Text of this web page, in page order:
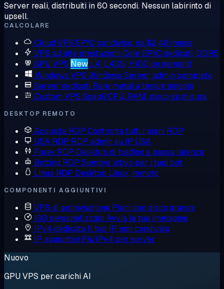
Server reali, distribuiti in 60 secondi. Nessun labirinto di
upsell.
CALCOLARE
Cloud VPS EPYC condiviso, da $2,48/mese
VPS ad alte prestazioni Core EPYC dedicati, DDR5
GPU VPS New L4, L40S, H100 on demand
Windows VPS Windows Server, admin completo
Server dedicati Bare metal a tenant singolo
Custom VPS Scegli CPU, RAM, disco su misura
DESKTOP REMOTO
Acquista RDP Confronta tutti i piani RDP
USA RDP RDP admin su IP USA
Forex RDP Desktop di trading a bassa latenza
Botting RDP Sempre attivo per i tuoi bot
Linux RDP Desktop Linux, remoto
COMPONENTI AGGIUNTIVI
VPS di archiviazione Piani con disco grande
ISO personalizzato Avvia la tua immagine
IPv4 dedicato Il tuo IP, non condiviso
IP aggiuntivi Più IPv4 per server
Nuovo
GPU VPS per carichi AI